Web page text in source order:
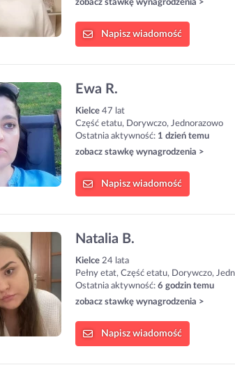
zobacz stawkę wynagrodzenia >
Napisz wiadomość
Ewa R.
Kielce 47 lat
Część etatu, Dorywczo, Jednorazowo
Ostatnia aktywność: 1 dzień temu
zobacz stawkę wynagrodzenia >
Napisz wiadomość
Natalia B.
Kielce 24 lata
Pełny etat, Część etatu, Dorywczo,
Ostatnia aktywność: 6 godzin temu
zobacz stawkę wynagrodzenia >
Napisz wiadomość